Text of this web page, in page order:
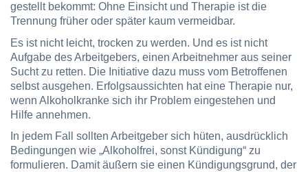
gestellt bekommt: Ohne Einsicht und Therapie ist die
Trennung früher oder später kaum vermeidbar.
Es ist nicht leicht, trocken zu werden. Und es ist nicht
Aufgabe des Arbeitgebers, einen Arbeitnehmer aus seiner
Sucht zu retten. Die Initiative dazu muss vom Betroffenen
selbst ausgehen. Erfolgsaussichten hat eine Therapie nur,
wenn Alkoholkranke sich ihr Problem eingestehen und
Hilfe annehmen.
In jedem Fall sollten Arbeitgeber sich hüten, ausdrücklich
Bedingungen wie „Alkoholfrei, sonst Kündigung“ zu
formulieren. Damit äußern sie einen Kündigungsgrund, der